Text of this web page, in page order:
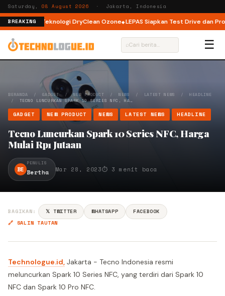
Saturday,08 August 2026 · Jakarta, Indonesia
BREAKING
dengan Teknologi DryClean Ozone LEPAS Siapkan Test Drive dan
⌕ ☰
BERANDA / GADGET/NEW PRODUCT / NEWS / LATEST NEWS / HEADLINE
/ TECNO LUNCURKAN SPARK 10 SERIES NFC, HA…
GADGET NEW PRODUCT NEWS LATEST NEWS HEADLINE
Tecno Luncurkan Spark 10 Series NFC, Harga
Mulai Rp1 Jutaan
BE
PENULIS
Bertha Mar 28, 2023⏱ 3 menit baca
BAGIKAN: 𝕏 TWITTER WHATSAPP
FACEBOOK
🔗 SALIN TAUTAN
Technologue.id, Jakarta - Tecno Indonesia resmi
meluncurkan Spark 10 Series NFC, yang terdiri dari Spark 10
NFC dan Spark 10 Pro NFC.